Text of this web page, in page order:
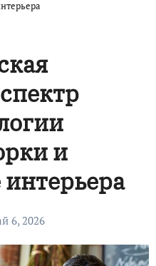
и
6, 2026